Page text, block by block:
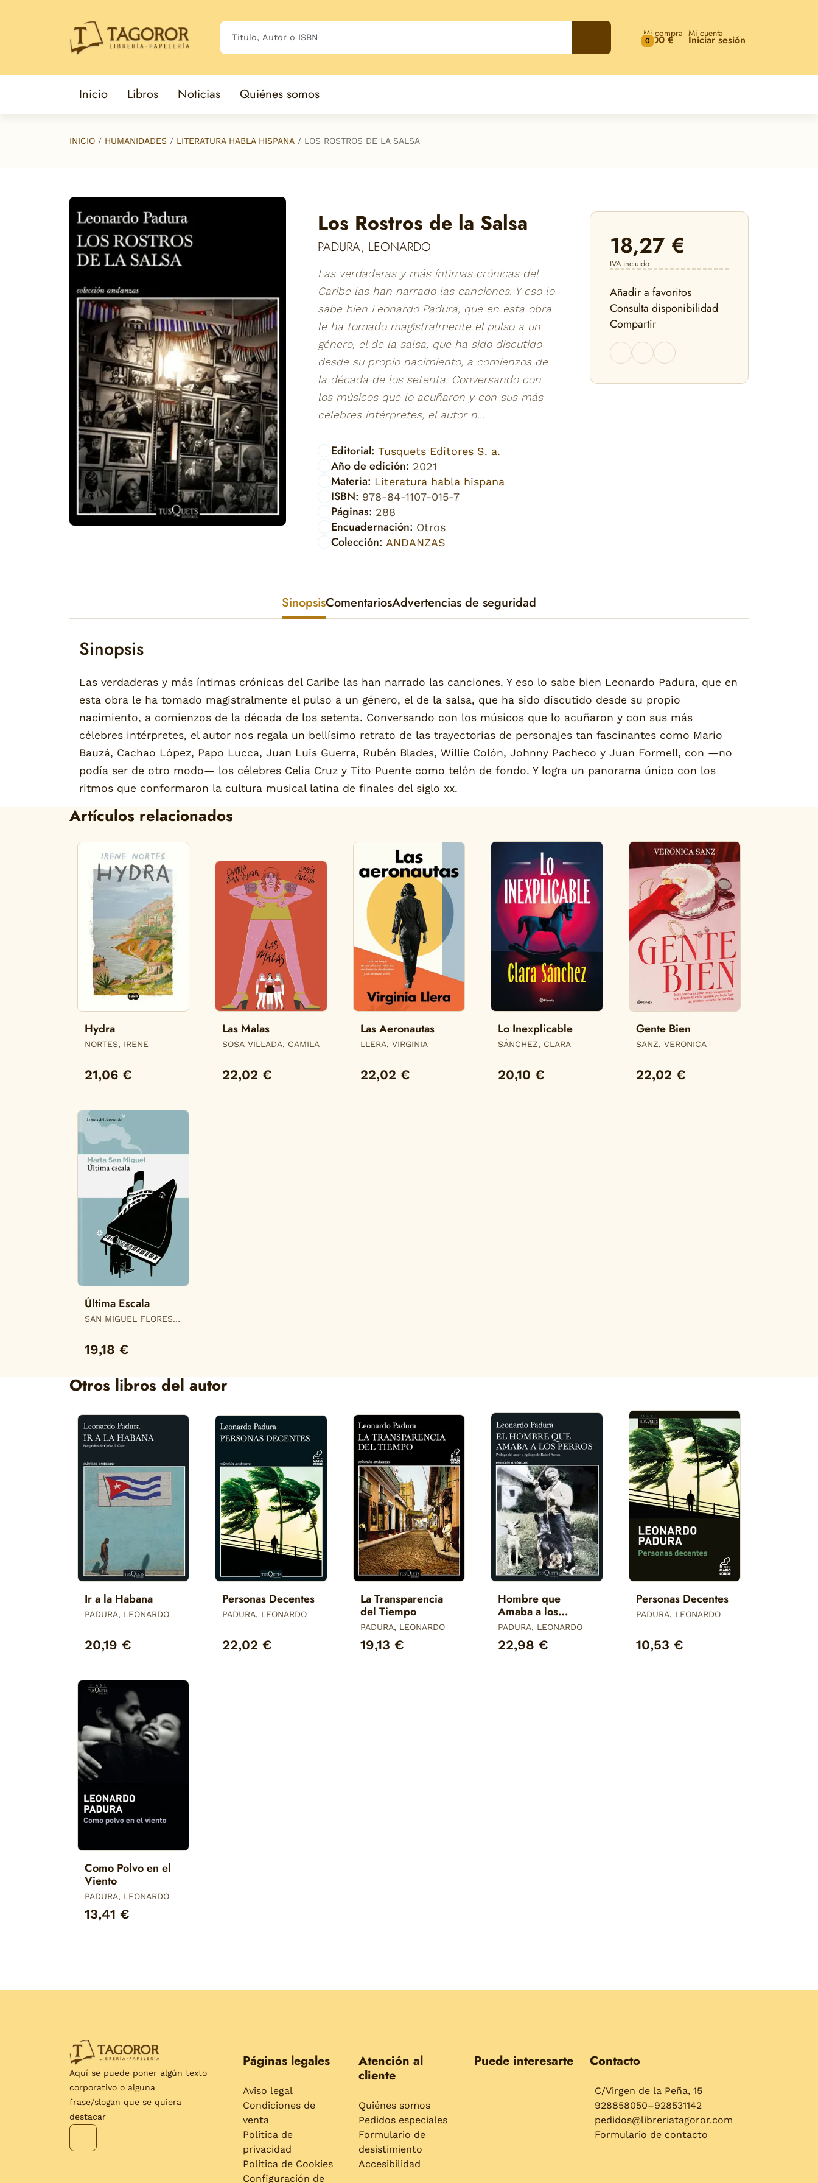
0
Mi compra
0,00 € Mi cuenta
Iniciar sesión
Inicio Libros Noticias Quiénes somos
INICIO HUMANIDADES LITERATURA HABLA HISPANA LOS ROSTROS DE LA SALSA
Los Rostros de la Salsa
PADURA, LEONARDO
Las verdaderas y más íntimas crónicas del
Caribe las han narrado las canciones. Y eso lo
sabe bien Leonardo Padura, que en esta obra
le ha tomado magistralmente el pulso a un
género, el de la salsa, que ha sido discutido
desde su propio nacimiento, a comienzos de
la década de los setenta. Conversando con
los músicos que lo acuñaron y con sus más
célebres intérpretes, el autor n...
Editorial: Tusquets Editores S. a.
Año de edición: 2021
Materia: Literatura habla hispana
ISBN: 978-84-1107-015-7
Páginas: 288
Encuadernación: Otros
Colección: ANDANZAS
18,27 €
IVA incluido
Añadir a favoritos
Consulta disponibilidad
Compartir
SinopsisComentariosAdvertencias de seguridad
Sinopsis
Las verdaderas y más íntimas crónicas del Caribe las han narrado las canciones. Y eso lo sabe bien Leonardo Padura, que en
esta obra le ha tomado magistralmente el pulso a un género, el de la salsa, que ha sido discutido desde su propio
nacimiento, a comienzos de la década de los setenta. Conversando con los músicos que lo acuñaron y con sus más
célebres intérpretes, el autor nos regala un bellísimo retrato de las trayectorias de personajes tan fascinantes como Mario
Bauzá, Cachao López, Papo Lucca, Juan Luis Guerra, Rubén Blades, Willie Colón, Johnny Pacheco y Juan Formell, con —no
podía ser de otro modo— los célebres Celia Cruz y Tito Puente como telón de fondo. Y logra un panorama único con los
ritmos que conformaron la cultura musical latina de finales del siglo xx.
Artículos relacionados
Hydra
NORTES, IRENE
21,06 €
Las Malas
SOSA VILLADA, CAMILA
22,02 €
Las Aeronautas
LLERA, VIRGINIA
22,02 €
Lo Inexplicable
SÁNCHEZ, CLARA
20,10 €
Gente Bien
SANZ, VERONICA
22,02 €
Última Escala
SAN MIGUEL FLORES,
19,18 €
Otros libros del autor
Ir a la Habana
PADURA, LEONARDO
20,19 €
Personas Decentes
PADURA, LEONARDO
22,02 €
La Transparencia
del Tiempo
PADURA, LEONARDO
19,13 €
Hombre que
Amaba a los
Perros, el (Edicion
15 Aniversario)
PADURA, LEONARDO
22,98 €
Personas Decentes
PADURA, LEONARDO
10,53 €
Como Polvo en el
Viento
PADURA, LEONARDO
13,41 €
Aquí se puede poner algún texto
corporativo o alguna
frase/slogan que se quiera
destacar
Páginas legales
Aviso legal
Condiciones de
venta
Política de
privacidad
Política de Cookies
Configuración de
Atención al
cliente
Quiénes somos
Pedidos especiales
Formulario de
desistimiento
Accesibilidad
Puede interesarte Contacto
C/Virgen de la Peña, 15
928858050–928531142
pedidos@libreriatagoror.com
Formulario de contacto